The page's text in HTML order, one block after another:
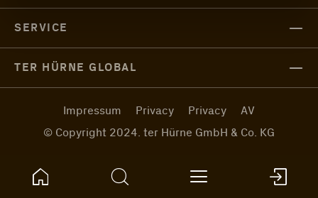
SERVICE
TER HÜRNE GLOBAL
Impressum Privacy Privacy
AV
© Copyright 2024. ter Hürne GmbH & Co. KG